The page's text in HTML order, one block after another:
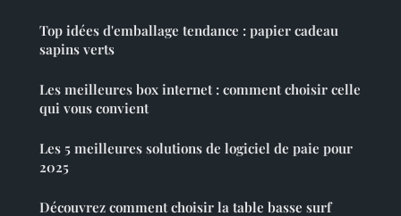
Top idées d'emballage tendance : papier cadeau
sapins verts
Les meilleures box internet : comment choisir celle
qui vous convient
Les 5 meilleures solutions de logiciel de paie pour
2025
Découvrez comment choisir la table basse surf